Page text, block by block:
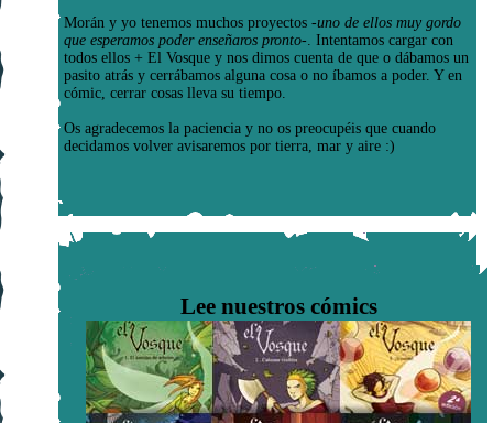
Morán y yo tenemos muchos proyectos -uno de ellos muy gordo
que esperamos poder enseñaros pronto- . Intentamos cargar con
todos ellos + El Vosque y nos dimos cuenta de que o dábamos un
pasito atrás y cerrábamos alguna cosa o no íbamos a poder. Y en
cómic, cerrar cosas lleva su tiempo.
Os agradecemos la paciencia y no os preocupéis que cuando
decidamos volver avisaremos por tierra, mar y aire :)
Lee nuestros cómics